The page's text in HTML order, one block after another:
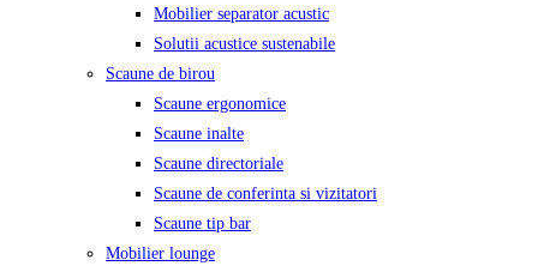
Mobilier separator acustic
Solutii acustice sustenabile
Scaune de birou
Scaune ergonomice
Scaune inalte
Scaune directoriale
Scaune de conferinta si vizitatori
Scaune tip bar
Mobilier lounge